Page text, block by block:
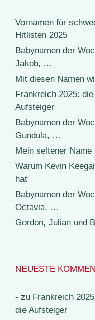
Vornamen für
Hitlisten 2025
Babynamen der
Jakob, …
Mit diesen Namen
Frankreich 2025:
Aufsteiger
Babynamen der
Gundula, …
Mein seltener
Warum Kevin
hat
Babynamen der
Octavia, …
Gordon, Julian und
NEUESTE
- zu Frankreich
die Aufsteiger